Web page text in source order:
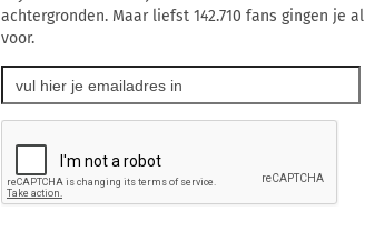
achtergronden. Maar liefst 142.710 fans gingen je al
voor.